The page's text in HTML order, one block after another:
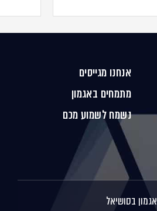
אנחנו מגייסים
מתמחים באגמון
נשמח לשמוע מכם
אגמון בסושיאל